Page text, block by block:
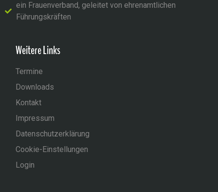
ein Frauenverband, geleitet von ehrenamtlichen
Führungskräften
Weitere Links
Termine
Downloads
Kontakt
Impressum
Datenschutzerklärung
Cookie-Einstellungen
Login